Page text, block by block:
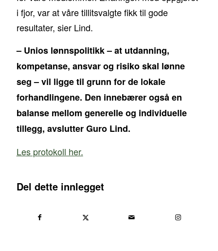
i fjor, var at våre tillitsvalgte fikk til gode
resultater, sier Lind.
– Unios lønnspolitikk – at utdanning,
kompetanse, ansvar og risiko skal lønne
seg – vil ligge til grunn for de lokale
forhandlingene. Den innebærer også en
balanse mellom generelle og individuelle
tillegg, avslutter Guro Lind.
Les protokoll her.
Del dette innlegget